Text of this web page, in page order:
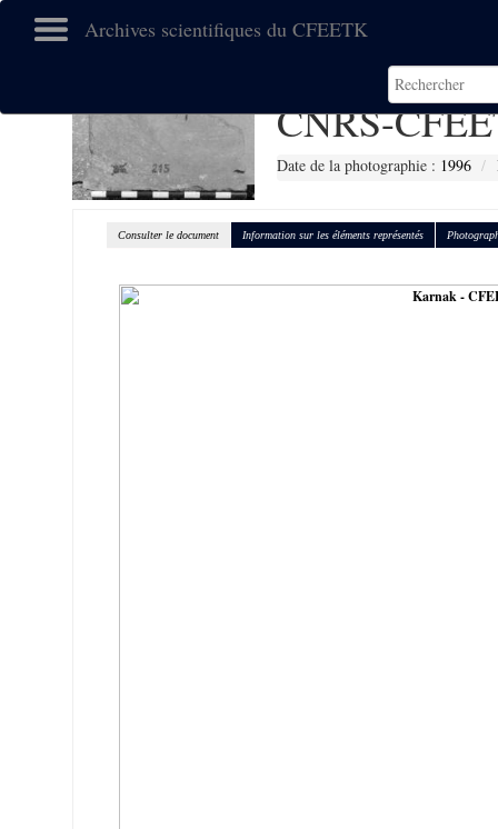
Archives scientifiques du CFEETK
CNRS-
Date de la photographie : 1996
Consulter le document Information sur les éléments représentés